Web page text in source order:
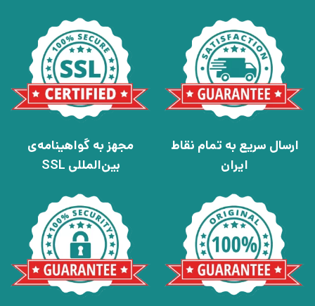
ارسال سریع به تمام نقاط
ایران
مجهز به گواهینامه‌ی
بین‌المللی SSL